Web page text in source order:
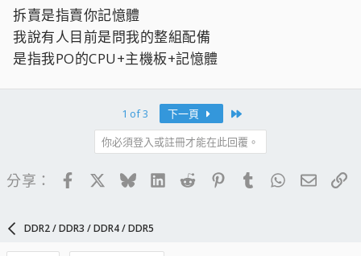
拆賣是指賣你記憶體
我說有人目前是問我的整組配備
是指我PO的CPU+主機板+記憶體
1 of 3 下一頁
你必須登入或註冊才能在此回覆。
分享： FacebookBlueskyLinkedIn
Reddit PinterestTumblrWhatsApp
電子
DDR2 / DDR3 / DDR4 / DDR5